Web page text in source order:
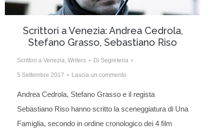
Scrittori a Venezia: Andrea Cedrola,
Stefano Grasso, Sebastiano Riso
Scrittori a Venezia, Writers Di Segreteria
5 Settembre 2017 Lascia un commento
Andrea Cedrola, Stefano Grasso e il regista
Sebastiano Riso hanno scritto la sceneggiatura di Una
Famiglia, secondo in ordine cronologico dei 4 film